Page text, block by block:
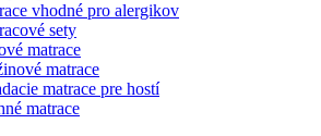
vhodné pro alergikov
sety
matrace
matrace
matrace pre hostí
matrace